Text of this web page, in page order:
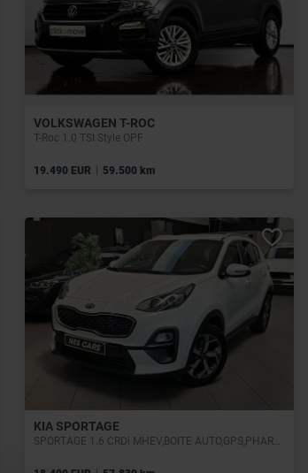
VOLKSWAGEN T-ROC
T-Roc 1.0 TSI Style OPF
19.490 EUR | 59.500 km
KIA SPORTAGE